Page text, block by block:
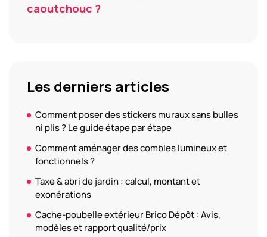
caoutchouc ?
Les derniers articles
Comment poser des stickers muraux sans bulles
ni plis ? Le guide étape par étape
Comment aménager des combles lumineux et
fonctionnels ?
Taxe & abri de jardin : calcul, montant et
exonérations
Cache-poubelle extérieur Brico Dépôt : Avis,
modèles et rapport qualité/prix